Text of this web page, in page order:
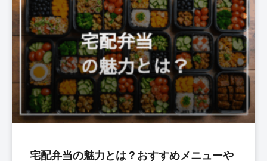
宅配弁当の魅力とは？おすすめメニューや